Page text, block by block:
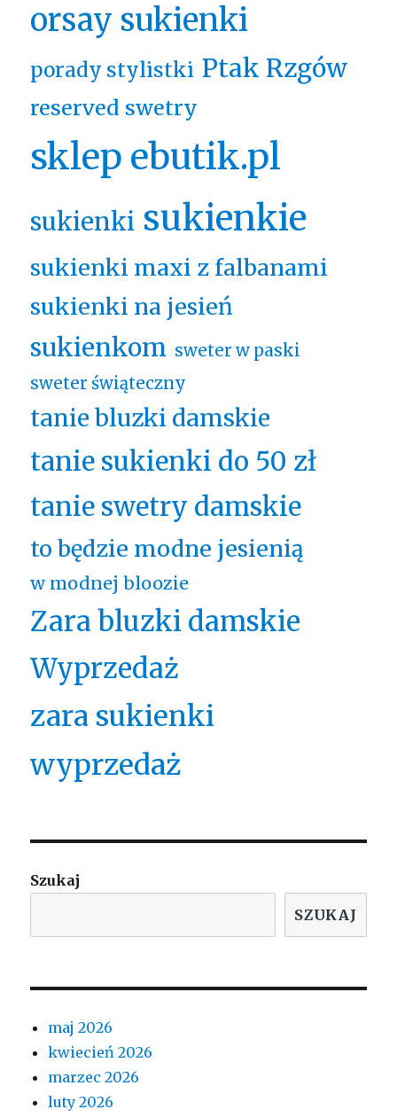
orsay sukienki
porady stylistki Ptak Rzgów
reserved swetry
sklep ebutik.pl
sukienki sukienkie
sukienki maxi z falbanami
sukienki na jesień
sukienkom sweter w paski
sweter świąteczny
tanie bluzki damskie
tanie sukienki do 50 zł
tanie swetry damskie
to będzie modne jesienią
w modnej bloozie
Zara bluzki damskie
Wyprzedaż
zara sukienki
wyprzedaż
Szukaj
SZUKAJ
maj 2026
kwiecień 2026
marzec 2026
luty 2026